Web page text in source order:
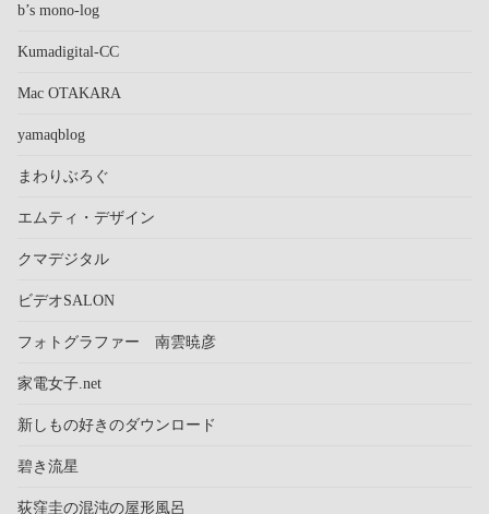
b’s mono-log
Kumadigital-CC
Mac OTAKARA
yamaqblog
まわりぶろぐ
エムティ・デザイン
クマデジタル
ビデオSALON
フォトグラファー 南雲暁彦
家電女子.net
新しもの好きのダウンロード
碧き流星
荻窪圭の混沌の屋形風呂